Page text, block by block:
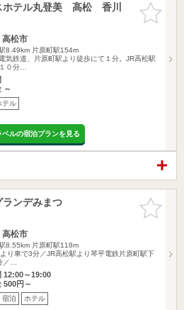
お気に入
りに追加
ホテル丸登美 高松 香川
高松市
8.49km 片原町駅154m
気鉄道、片原町駅より徒歩にて１分。JR高松駅
０分…
～
テル
ベルの宿泊プランを見る
お気に入
りに追加
ンデみまつ
高松市
8.55km 片原町駅118m
り車で3分／JR高松駅より琴平電鉄片原町駅下
／…
12:00～19:00
500円～
宿泊 ホテル